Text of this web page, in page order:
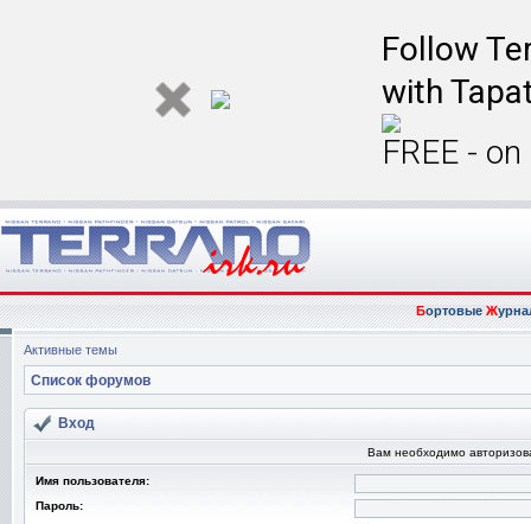
Follow
with
FREE -
БортовыеЖ
Активные темы
Список форумов
Вход
Вам необходимо
Имя пользователя:
Пароль: